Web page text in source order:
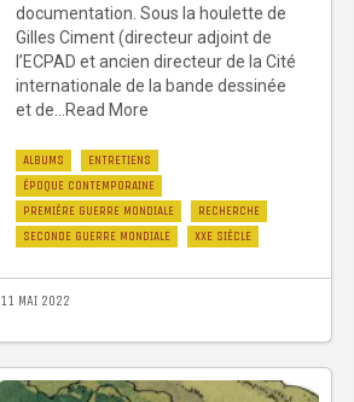
documentation. Sous la houlette de
Gilles Ciment (directeur adjoint de
l’ECPAD et ancien directeur de la Cité
internationale de la bande dessinée
et de...Read More
ALBUMS
ENTRETIENS
ÉPOQUE CONTEMPORAINE
PREMIÈRE GUERRE MONDIALE
RECHERCHE
SECONDE GUERRE MONDIALE
XXE SIÈCLE
11 MAI 2022